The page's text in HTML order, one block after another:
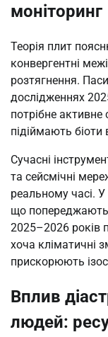
моніторинг
Теорія плит
конвергентні
розтягнення.
дослідженнях
потрібне активне
підіймають біоти
Сучасні
та сейсмічні
реальному часі.
що попереджають
2025–2026 років
хоча кліматичні
прискорюють
Вплив
людей: